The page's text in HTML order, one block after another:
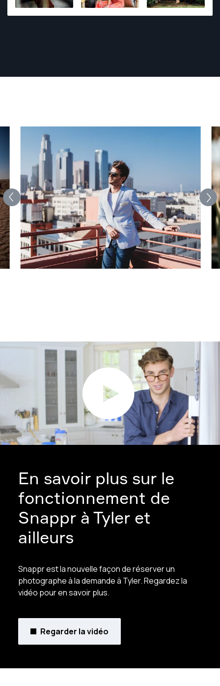
photography including 1st place awards at regional
and state level events. Photography is his passion,
En savoir plus sur le
fonctionnement de
Snappr à Tyler et
ailleurs
Snappr est la nouvelle façon de réserver un
photographe à la demande à Tyler. Regardez la
vidéo pour en savoir plus.
Regarder la vidéo